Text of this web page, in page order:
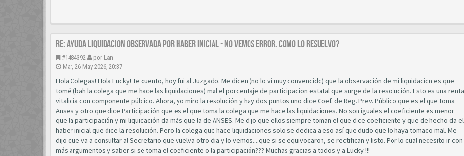
Re: AYUDA LIQUIDACION OBSERVADA POR HABER INICIAL - NO VEMOS ERROR. COMO LO RESUELVO?
#1484392 por Lan
Mar, 26 May 2026, 20:37
Hola Colegas! Hola Lucky! Te cuento, hoy fui al Juzgado. Me dicen (no lo ví muy convencido) que la observación de mi liquidacion es que
tomé (bah la colega que me hace las liquidaciones) mal el porcentaje de participacion estatal que surge de la resolución. Esto es una renta
vitalicia con componente público. Ahora, yo miro la resolución y hay dos puntos uno dice Coef. de Reg. Prev. Público que es el que toma
Anses y otro que dice Participación que es el que toma la colega que me hace las liquidaciones. No son iguales el coeficiente es menor
que la participación y mi liquidación da más que la de ANSES. Me dijo que ellos siempre toman el que dice coeficiente y que de hecho da el
haber inicial que dice la resolución. Pero la colega que hace liquidaciones solo se dedica a eso así que dudo que lo haya tomado mal. Me
dijo que va a consultar al Secretario que vuelva otro dia y lo vemos....que si se equivocaron, se rectifican y listo. Por lo cual necesito ir con
más argumentos y saber si se toma el coeficiente o la participación??? Muchas gracias a todos y a Lucky !!!